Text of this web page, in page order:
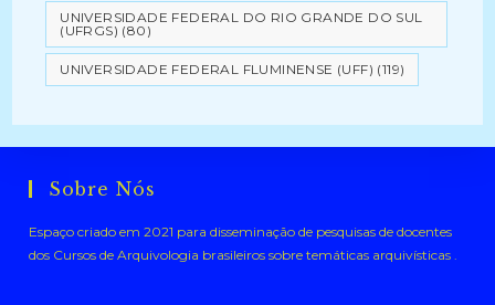
UNIVERSIDADE FEDERAL DO RIO GRANDE DO SUL
(UFRGS) (80)
UNIVERSIDADE FEDERAL FLUMINENSE (UFF) (119)
Sobre Nós
Espaço criado em 2021 para disseminação de pesquisas de docentes
dos Cursos de Arquivologia brasileiros sobre temáticas arquivísticas .